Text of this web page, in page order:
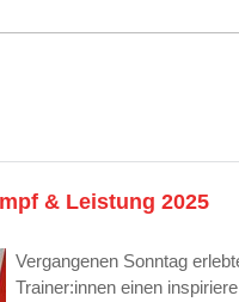
& Leistung 2025
Vergangenen Sonntag
Trainer:innen einen